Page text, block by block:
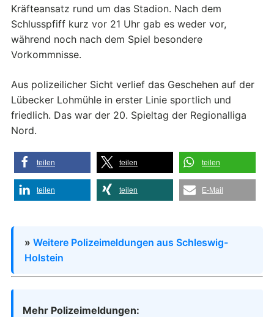
Kräfteansatz rund um das Stadion. Nach dem
Schlusspfiff kurz vor 21 Uhr gab es weder vor,
während noch nach dem Spiel besondere
Vorkommnisse.
Aus polizeilicher Sicht verlief das Geschehen auf der
Lübecker Lohmühle in erster Linie sportlich und
friedlich. Das war der 20. Spieltag der Regionalliga
Nord.
teilen teilen teilen
teilen teilen E-Mail
» Weitere Polizeimeldungen aus Schleswig-
Holstein
Mehr Polizeimeldungen: